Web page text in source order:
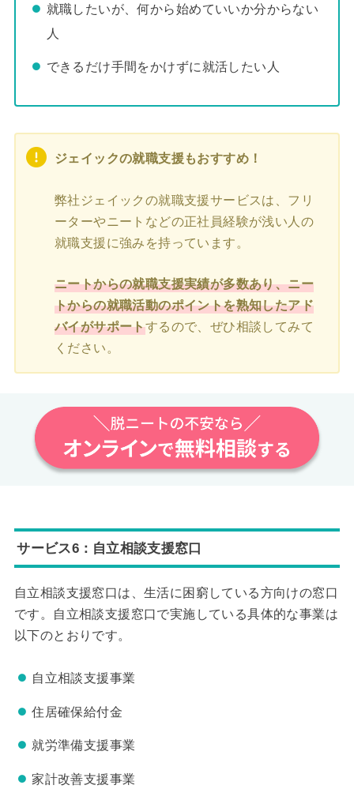
就職したいが、何から始めていいか分からない
人
できるだけ手間をかけずに就活したい人
ジェイックの就職支援もおすすめ！
弊社ジェイックの就職支援サービスは、フリ
ーターやニートなどの正社員経験が浅い人の
就職支援に強みを持っています。
ニートからの就職支援実績が多数あり、ニー
トからの就職活動のポイントを熟知したアド
バイがサポートするので、ぜひ相談してみて
ください。
サービス6：自立相談支援窓口
自立相談支援窓口は、生活に困窮している方向けの窓口
です。自立相談支援窓口で実施している具体的な事業は
以下のとおりです。
自立相談支援事業
住居確保給付金
就労準備支援事業
家計改善支援事業